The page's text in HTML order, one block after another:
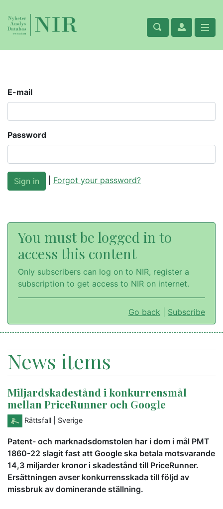
E-mail
Password
Forgot your password?
You must be logged in to
access this content
Only subscribers can log on to NIR, register a
subscription to get access to NIR on internet.
Go back Subscribe
News items
Miljardskadestånd i konkurrensmål
mellan PriceRunner och Google
Rättsfall | Sverige
Patent- och marknadsdomstolen har i dom i mål PMT
1860-22 slagit fast att Google ska betala motsvarande
14,3 miljarder kronor i skadestånd till PriceRunner.
Ersättningen avser konkurrensskada till följd av
missbruk av dominerande ställning.